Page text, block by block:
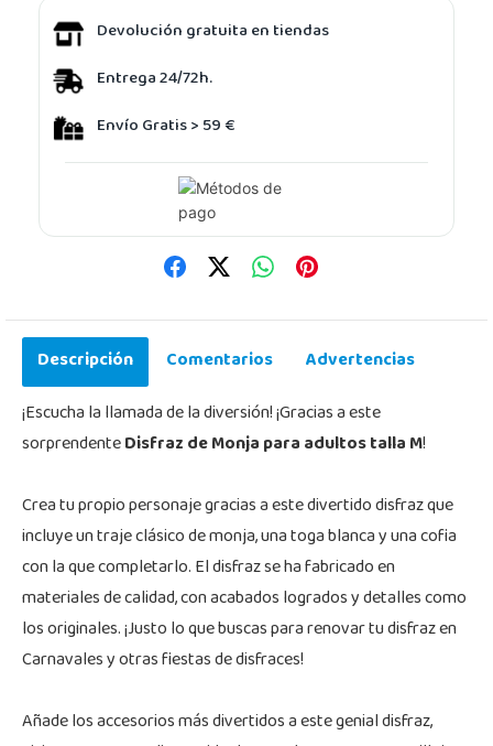
Devolución gratuita en tiendas
Entrega 24/72h.
Envío Gratis > 59 €
Descripción Comentarios
Advertencias
¡Escucha la llamada de la diversión! ¡Gracias a este
sorprendenteDisfraz de Monja para adultos talla M!
Crea tu propio personaje gracias a este divertido disfraz que
incluye un traje clásico de monja, una toga blanca y una cofia
con la que completarlo. El disfraz se ha fabricado en
materiales de calidad, con acabados logrados y detalles como
los originales. ¡Justo lo que buscas para renovar tu disfraz en
Carnavales y otras fiestas de disfraces!
Añade los accesorios más divertidos a este genial disfraz,